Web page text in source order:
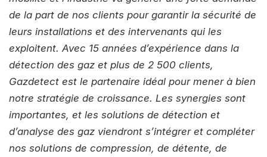
de la part de nos clients pour garantir la sécurité de
leurs installations et des intervenants qui les
exploitent. Avec 15 années d’expérience dans la
détection des gaz et plus de 2 500 clients,
Gazdetect est le partenaire idéal pour mener à bien
notre stratégie de croissance. Les synergies sont
importantes, et les solutions de détection et
d’analyse des gaz viendront s’intégrer et compléter
nos solutions de compression, de détente, de